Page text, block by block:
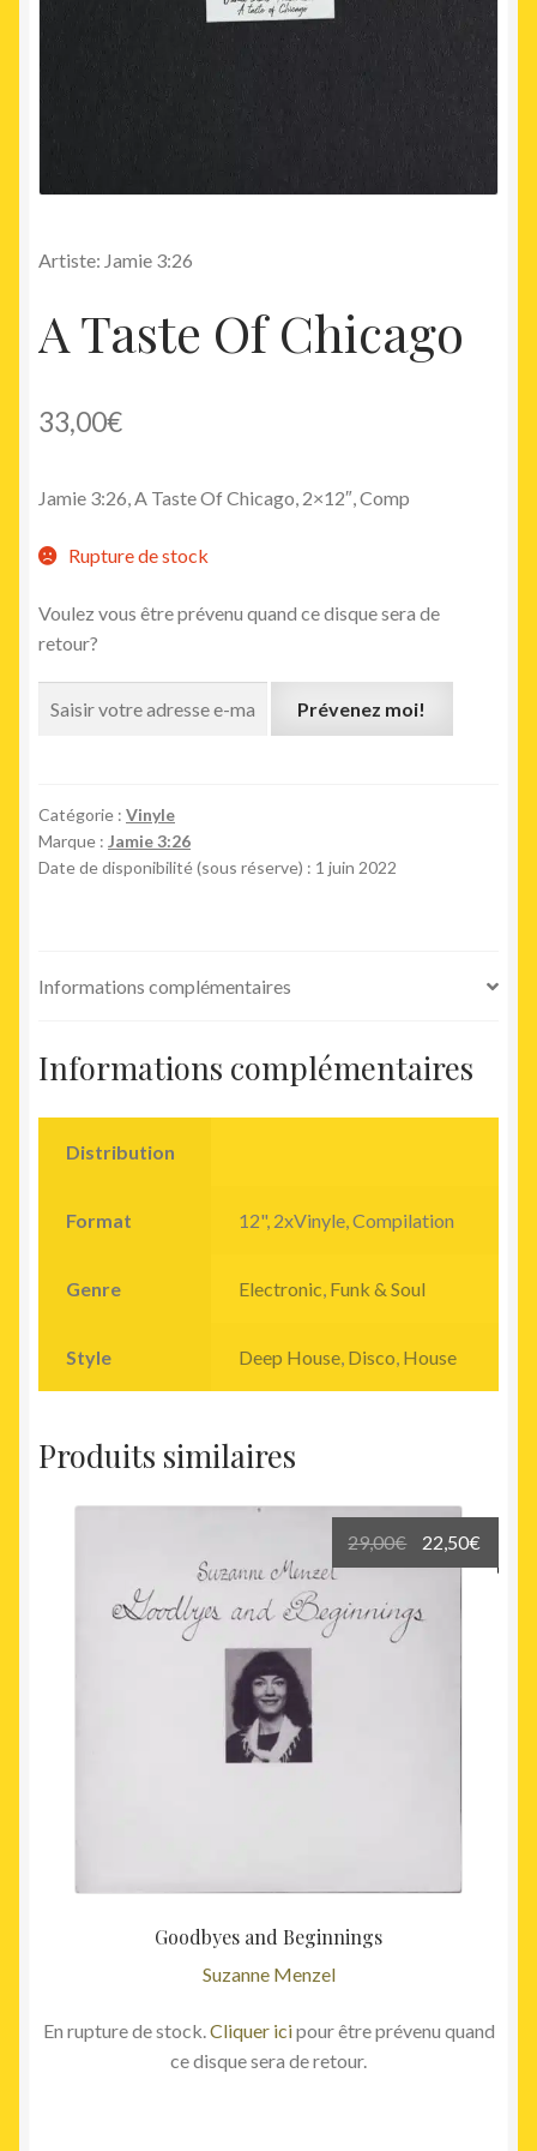
Artiste: Jamie 3:26
A Taste Of Chicago
33,00€
Jamie 3:26, A Taste Of Chicago, 2×12″, Comp
Rupture de stock
Voulez vous être prévenu quand ce disque sera de
retour?
Prévenez moi!
Catégorie : Vinyle
Marque : Jamie 3:26
Date de disponibilité (sous réserve) : 1 juin 2022
Informations complémentaires
Informations complémentaires
Distribution
Format 12", 2xVinyle, Compilation
Genre Electronic Funk & Soul
Style Deep House, Disco House
Produits similaires
Goodbyes and Beginnings
Suzanne Menzel
29,00€
Le
prix
22,50€
prix
En rupture de stock.Cliquer icipour être prévenu quand
ce disque sera de retour.